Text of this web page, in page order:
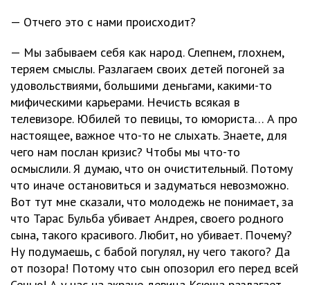
— Отчего это с нами происходит?
— Мы забываем себя как народ. Слепнем, глохнем,
теряем смыслы. Разлагаем своих детей погоней за
удовольствиями, большими деньгами, какими-то
мифическими карьерами. Нечисть всякая в
телевизоре. Юбилей то певицы, то юмориста… А про
настоящее, важное что-то не слыхать. Знаете, для
чего нам послан кризис? Чтобы мы что-то
осмыслили. Я думаю, что он очистительный. Потому
что иначе остановиться и задуматься невозможно.
Вот тут мне сказали, что молодежь не понимает, за
что Тарас Бульба убивает Андрея, своего родного
сына, такого красивого. Любит, но убивает. Почему?
Ну подумаешь, с бабой погулял, ну чего такого? Да
от позора! Потому что сын опозорил его перед всей